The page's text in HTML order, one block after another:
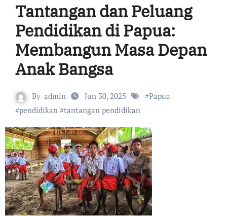
Tantangan dan Peluang
Pendidikan di Papua:
Membangun Masa Depan
Anak Bangsa
By admin Jun 30, 2025 #Papua
#pendidikan#tantangan pendidikan